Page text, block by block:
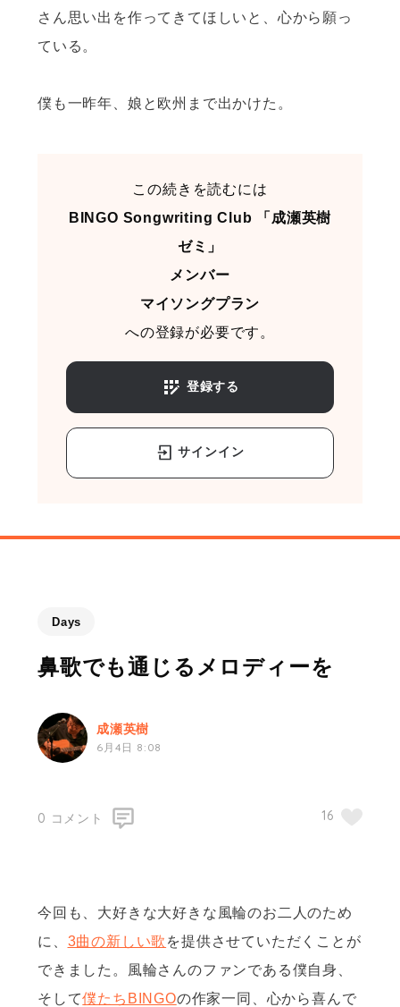
さん思い出を作ってきてほしいと、心から願っ
ている。
僕も一昨年、娘と欧州まで出かけた。
この続きを読むには
BINGO Songwriting Club 「成瀬英樹
ゼミ」
メンバー
マイソングプラン
への登録が必要です。
登録する
サインイン
Days
鼻歌でも通じるメロディーを
成瀬英樹
6月4日 8:08
0 コメント
今回も、大好きな大好きな風輪のお二人のため
に、 3曲の新しい歌 を提供させていただくことが
できました。風輪さんのファンである僕自身、
そして僕たちBINGOの作家一同、心から喜んで